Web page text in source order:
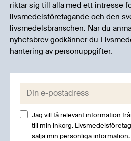
riktar sig till alla med ett intresse
livsmedelsföretagande och den
livsmedelsbranschen. När du
nyhetsbrev godkänner du
hantering av personuppgifter.
E-post:
Jag vill få relevant information
till min inkorg.
sälja min personliga